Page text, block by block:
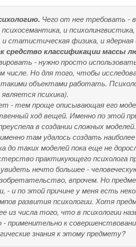
Чего от нее требовать -
и
и статистическая физика, и
средство классификации массы
- нужно просто
Но для того, чтобы
объектами работать.
психика).
- тем проще описывающая его
ход вещей. Именно по этой
в создании сложных
там удалось создать
до таких моделей пока еще не
практикующего
нечто большее -
впрочем. Но
- и по этой причине у меня есть
развития психологии. Хотя
из числа того, что в психологии
- применительно к
знания к этому предмету?